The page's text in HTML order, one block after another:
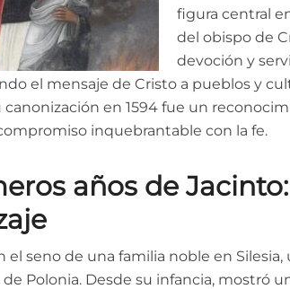
figura central
del obispo de
devoción y
el mensaje de Cristo a pueblos y
canonización en 1594 fue un
inquebrantable con la fe.
años de
el seno de una familia noble en
Polonia. Desde su infancia, mostró